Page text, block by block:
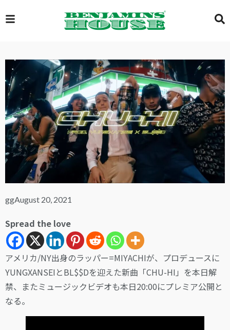
EXCLUSIVE
GLOBAL
VIDEOS
GALLERY
ggAugust 20, 2021
Spread the love
アメリカ/NY出身のラッパー=MIYACHIが、プロデュースに
YUNGXANSEIとBL$$Dを迎えた新曲「CHU-HI」を本日解
禁、またミュージックビデオも本日20:00にプレミア公開と
なる。